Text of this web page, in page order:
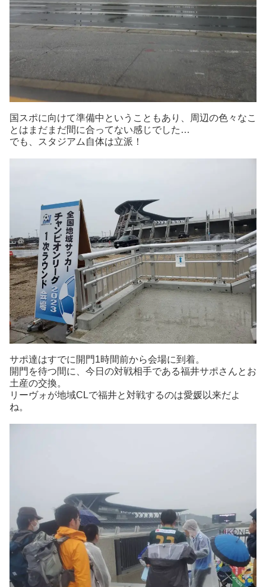
国スポに向けて準備中ということもあり、周辺の色々なこ
とはまだまだ間に合ってない感じでした…
でも、スタジアム自体は立派！
サポ達はすでに開門1時間前から会場に到着。
開門を待つ間に、今日の対戦相手である福井サポさんとお
土産の交換。
リーヴォが地域CLで福井と対戦するのは愛媛以来だよ
ね。